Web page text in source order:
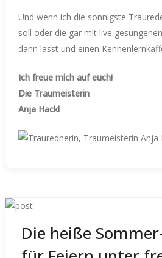
Und wenn ich die sonnigste
soll oder die gar mit live
dann lasst und einen
Ich freue mich auf euch!
Die Traumeisterin
Anja Hackl
Die heiße